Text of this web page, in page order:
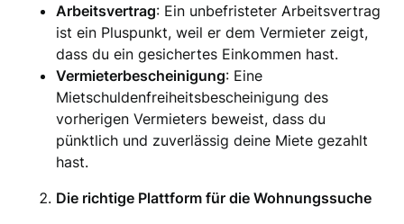
Arbeitsvertrag: Ein unbefristeter Arbeitsvertrag
ist ein Pluspunkt, weil er dem Vermieter zeigt,
dass du ein gesichertes Einkommen hast.
Vermieterbescheinigung: Eine
Mietschuldenfreiheitsbescheinigung des
vorherigen Vermieters beweist, dass du
pünktlich und zuverlässig deine Miete gezahlt
hast.
Die richtige Plattform für die Wohnungssuche